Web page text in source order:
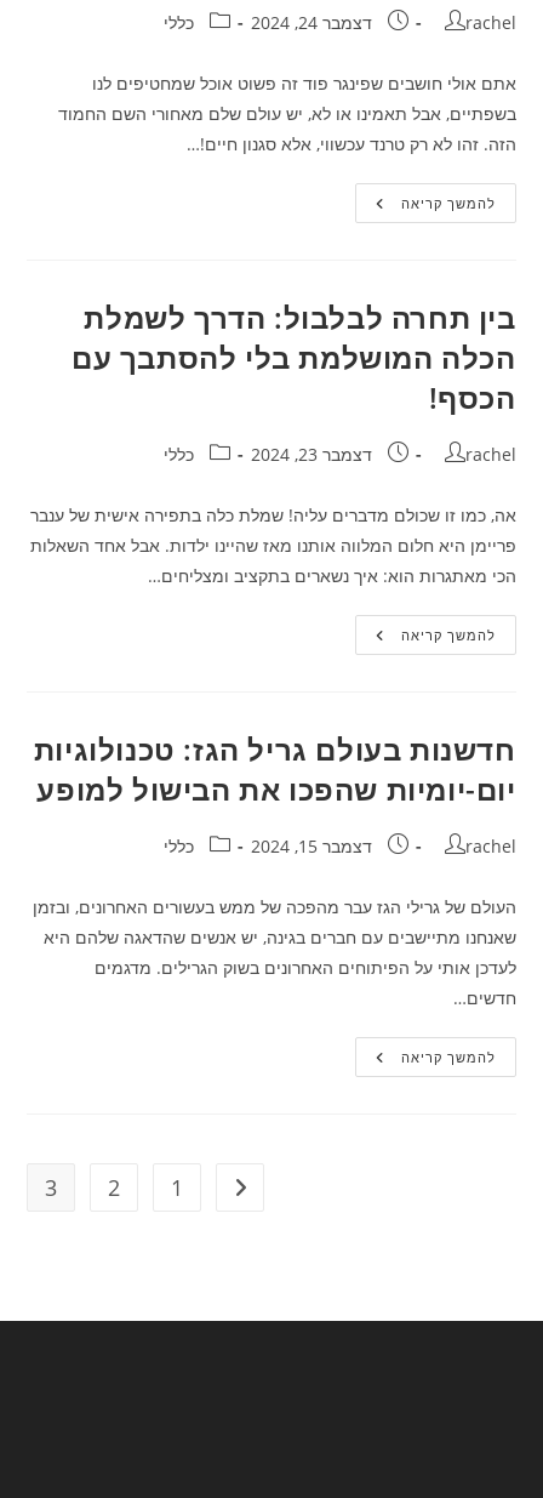
מחבר:
rachel פורסם:דצמבר 24, 2024 קטגוריה:
כללי
אתם אולי חושבים שפינגר פוד זה פשוט אוכל שמחטיפים לנו
בשפתיים, אבל תאמינו או לא, יש עולם שלם מאחורי השם החמוד
הזה. זהו לא רק טרנד עכשווי, אלא סגנון חיים!…
להמשך קריאהפינגר
פוד:
בתהליך
האכילה!
בין תחרה לבלבול: הדרך לשמלת
הכלה המושלמת בלי להסתבך עם
הכסף!
מחבר:
rachel פורסם:דצמבר 23, 2024 קטגוריה:
כללי
אה, כמו זו שכולם מדברים עליה! שמלת כלה בתפירה אישית של ענבר
פריימן היא חלום המלווה אותנו מאז שהיינו ילדות. אבל אחד השאלות
הכי מאתגרות הוא: איך נשארים בתקציב ומצליחים…
להמשך קריאהבין
תחרה
המושלמת
בלי
עם
הכסף!
חדשנות בעולם גריל הגז: טכנולוגיות
יום-יומיות שהפכו את הבישול למופע
מחבר:
rachel פורסם:דצמבר 15, 2024 קטגוריה:
כללי
העולם של גרילי הגז עבר מהפכה של ממש בעשורים האחרונים, ובזמן
שאנחנו מתיישבים עם חברים בגינה, יש אנשים שהדאגה שלהם היא
לעדכן אותי על הפיתוחים האחרונים בשוק הגרילים. מדגמים
חדשים…
להמשך קריאהחדשנות
בעולם
מעבר לעמוד הקודם
1
2
3